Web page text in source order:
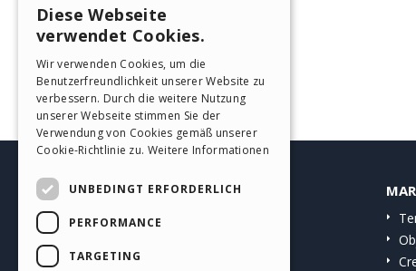
HELP CENTER
Anleitungen
Websites von Nutzern
GERMAN
SPANISH
PORTUGUESE
Diese Webseite
verwendet Cookies.
Wir verwenden Cookies, um die
Benutzerfreundlichkeit unserer Website zu
verbessern. Durch die weitere Nutzung
unserer Webseite stimmen Sie der
Verwendung von Cookies gemäß unserer
Cookie-Richtlinie zu. Weitere Informationen
UNBEDINGT ERFORDERLICH
PERFORMANCE
TARGETING